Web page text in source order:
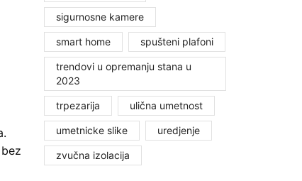
sigurnosne kamere
smart home spušteni plafoni
trendovi u opremanju stana u
2023
trpezarija ulična umetnost
umetnicke slike uredjenje
zvučna izolacija